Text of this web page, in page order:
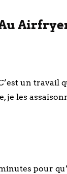
un travail
je les
pour